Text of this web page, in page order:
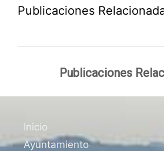
Publicaciones
Publicaciones
Inicio
Ayuntamiento